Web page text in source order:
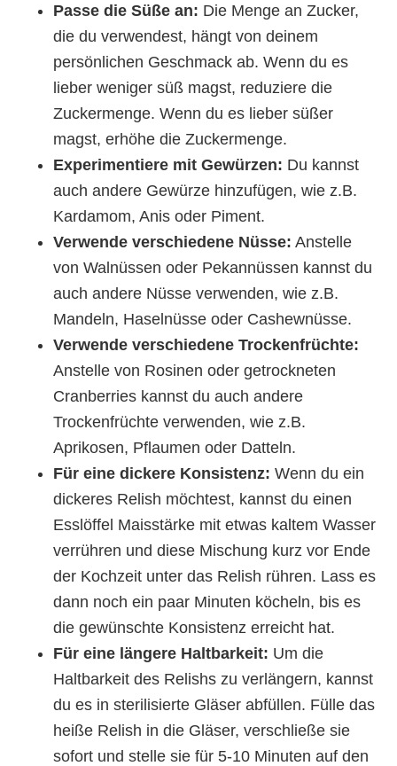
Passe die Süße an: Die Menge an Zucker,
die du verwendest, hängt von deinem
persönlichen Geschmack ab. Wenn du es
lieber weniger süß magst, reduziere die
Zuckermenge. Wenn du es lieber süßer
magst, erhöhe die Zuckermenge.
Experimentiere mit Gewürzen: Du kannst
auch andere Gewürze hinzufügen, wie z.B.
Kardamom, Anis oder Piment.
Verwende verschiedene Nüsse: Anstelle
von Walnüssen oder Pekannüssen kannst du
auch andere Nüsse verwenden, wie z.B.
Mandeln, Haselnüsse oder Cashewnüsse.
Verwende verschiedene Trockenfrüchte:
Anstelle von Rosinen oder getrockneten
Cranberries kannst du auch andere
Trockenfrüchte verwenden, wie z.B.
Aprikosen, Pflaumen oder Datteln.
Für eine dickere Konsistenz: Wenn du ein
dickeres Relish möchtest, kannst du einen
Esslöffel Maisstärke mit etwas kaltem Wasser
verrühren und diese Mischung kurz vor Ende
der Kochzeit unter das Relish rühren. Lass es
dann noch ein paar Minuten köcheln, bis es
die gewünschte Konsistenz erreicht hat.
Für eine längere Haltbarkeit: Um die
Haltbarkeit des Relishs zu verlängern, kannst
du es in sterilisierte Gläser abfüllen. Fülle das
heiße Relish in die Gläser, verschließe sie
sofort und stelle sie für 5-10 Minuten auf den